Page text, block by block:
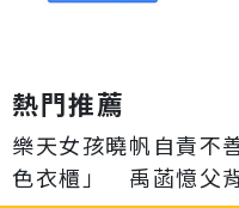
熱門推薦
樂天女孩曉帆自責不
色衣櫃」 禹菡憶父